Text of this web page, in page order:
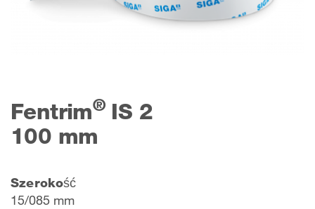
Fentrim®IS 2
100 mm
Szerokość
15/085 mm